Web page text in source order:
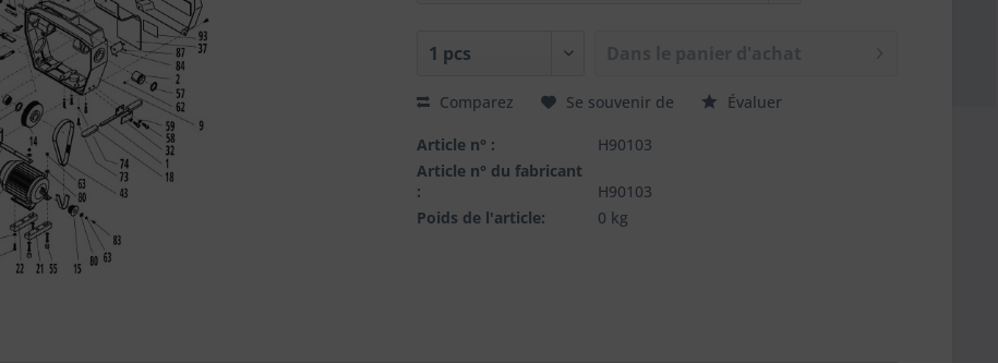
Comparez Se souvenir de Évaluer
Article n° :
H90103
Article n° du fabricant
:
H90103
Poids de l'article:
0 kg